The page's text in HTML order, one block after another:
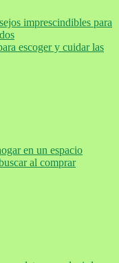
imprescindibles para
escoger y cuidar las
en un espacio
al comprar